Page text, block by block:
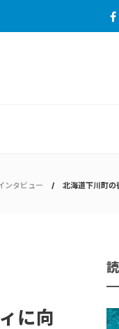
ンタビュー 北海道下川町の
に向